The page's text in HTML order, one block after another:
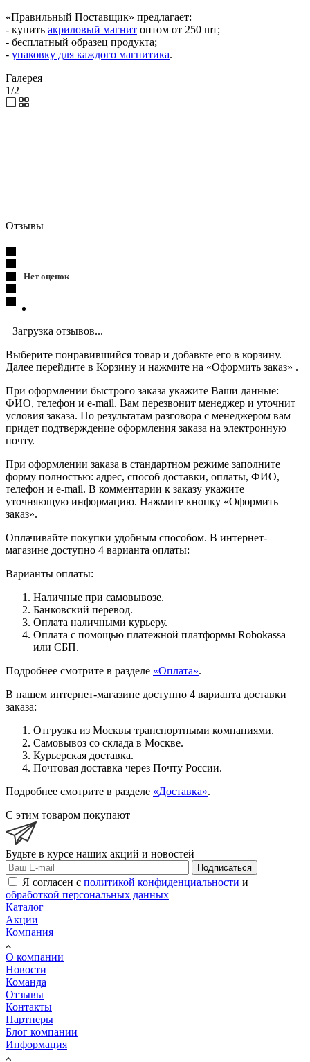
«Правильный Поставщик» предлагает:
- купить акриловый магнит оптом от 250 шт;
- бесплатный образец продукта;
- упаковку для каждого магнитика.
Галерея
1/2 —
Отзывы
Нет оценок
Загрузка отзывов...
Выберите понравившийся товар и добавьте его в корзину.
Далее перейдите в Корзину и нажмите на «Оформить заказ» .
При оформлении быстрого заказа укажите Ваши данные:
ФИО, телефон и e-mail. Вам перезвонит менеджер и уточнит
условия заказа. По результатам разговора с менеджером вам
придет подтверждение оформления заказа на электронную
почту.
При оформлении заказа в стандартном режиме заполните
форму полностью: адрес, способ доставки, оплаты, ФИО,
телефон и e-mail. В комментарии к заказу укажите
уточняющую информацию. Нажмите кнопку «Оформить
заказ».
Оплачивайте покупки удобным способом. В интернет-
магазине доступно 4 варианта оплаты:
Варианты оплаты:
Наличные при самовывозе.
Банковский перевод.
Оплата наличными курьеру.
Оплата с помощью платежной платформы Robokassa
или СБП.
Подробнее смотрите в разделе «Оплата».
В нашем интернет-магазине доступно 4 варианта доставки
заказа:
Отгрузка из Москвы транспортными компаниями.
Самовывоз со склада в Москве.
Курьерская доставка.
Почтовая доставка через Почту России.
Подробнее смотрите в разделе «Доставка».
С этим товаром покупают
Будьте в курсе наших акций и новостей
Подписаться
Я согласен с политикой конфиденциальности и
обработкой персональных данных
Каталог
Акции
Компания
О компании
Новости
Команда
Отзывы
Контакты
Партнеры
Блог компании
Информация